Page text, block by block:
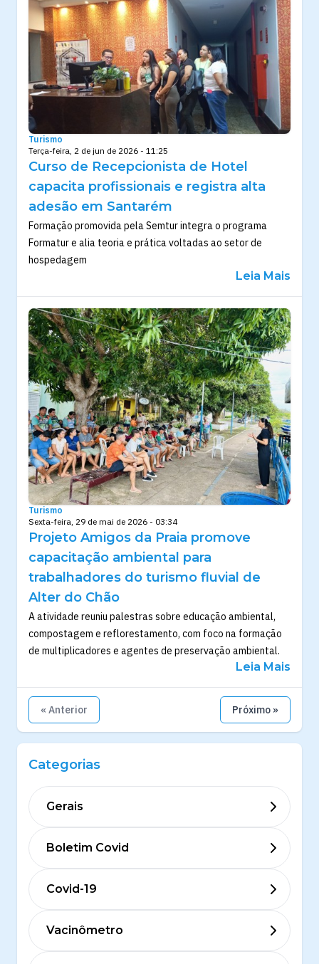
Turismo
Terça-feira, 2 de jun de 2026 - 11:25
Curso de Recepcionista de Hotel
capacita profissionais e registra alta
adesão em Santarém
Formação promovida pela Semtur integra o programa
Formatur e alia teoria e prática voltadas ao setor de
hospedagem
Leia Mais
Turismo
Sexta-feira, 29 de mai de 2026 - 03:34
Projeto Amigos da Praia promove
capacitação ambiental para
trabalhadores do turismo fluvial de
Alter do Chão
A atividade reuniu palestras sobre educação ambiental,
compostagem e reflorestamento, com foco na formação
de multiplicadores e agentes de preservação ambiental.
Leia Mais
« Anterior Próximo »
Categorias
Gerais
Boletim Covid
Covid-19
Vacinômetro